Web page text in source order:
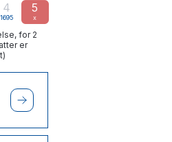
4
1695
5
x
for 2
er